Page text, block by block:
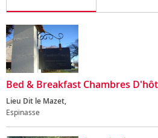
Bed & Breakfast Chambres
Lieu Dit le Mazet,
Espinasse